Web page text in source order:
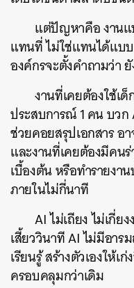
แต่ปัญหาคือ งาน
แทนที่ ไม่ใช่แทนได้แ
องค์กรจะตั้งคำถามว่า
งานที่เคยต้องใช้เ
ประสบการณ์ 1 คน บว
ช่วยคอยสรุปเอกสาร
และงานที่เคยต้องมีคน
เบื้องต้น หรือทำรายงา
ภายในไม่กี่นาที
AI ไม่เถียง ไม่เกี่ย
เสี้ยววินาที AI ไม่มีอา
เรียนรู้ สร้างตัวเองให้เ
ครอบคลุมกว่าเดิม